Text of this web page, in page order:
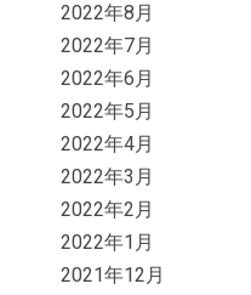
2022年8月
2022年7月
2022年6月
2022年5月
2022年4月
2022年3月
2022年2月
2022年1月
2021年12月